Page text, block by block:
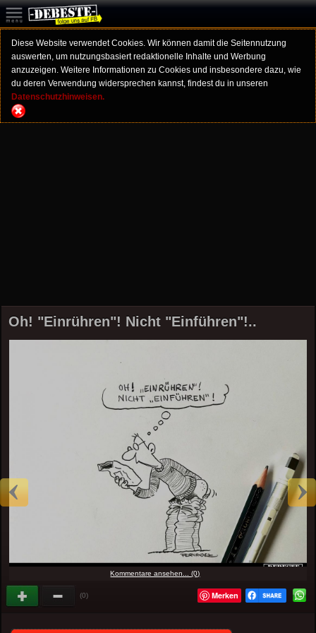
Diese Website verwendet Cookies. Wir können damit die Seitennutzung
auswerten, um nutzungsbasiert redaktionelle Inhalte und Werbung
anzuzeigen. Weitere Informationen zu Cookies und insbesondere dazu, wie
du deren Verwendung widersprechen kannst, findest du in unseren
Datenschutzhinweisen.
Oh! "Einrühren"! Nicht "Einführen"!..
Kommentare ansehen... (0)
(0) Merken